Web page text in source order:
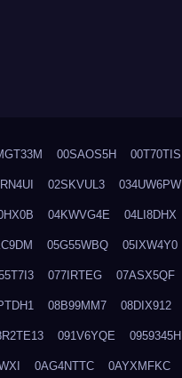
00SAOS5H 00T70TIS
02SKVUL3 034UW6PW
04KWVG4E 04LI8DHX
05G55WBQ 05IXW4Y0
077IRTEG 07ASX5QF
08B99MM7 08DIX912
091V6YQE 0959345H
0AG4NTTC 0AYXMFKC